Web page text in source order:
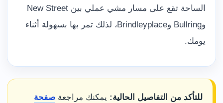
الساحة تقع على مسار مشي عملي بين New Street
وBullring وBrindleyplace، لذلك تمر بها بسهولة أثناء
يومك.
للتأكد من التفاصيل الحالية: يمكنك مراجعة صفحة